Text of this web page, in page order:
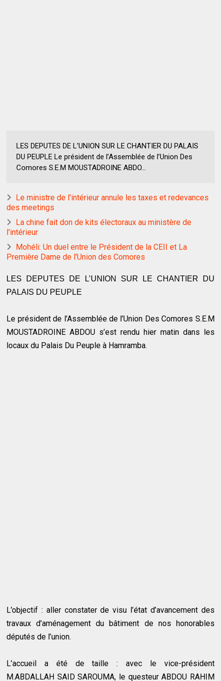
LES DEPUTES DE L’UNION SUR LE CHANTIER DU PALAIS
DU PEUPLE Le président de l’Assemblée de l’Union Des
Comores S.E.M MOUSTADROINE ABDO...
Le ministre de l'intérieur annule les taxes et redevances
des meetings
La chine fait don de kits électoraux au ministère de
l'intérieur
Mohéli: Un duel entre le Président de la CEII et La
Première Dame de l'Union des Comores
LES DEPUTES DE L’UNION SUR LE CHANTIER DU
PALAIS DU PEUPLE
Le président de l’Assemblée de l’Union Des Comores S.E.M
MOUSTADROINE ABDOU s’est rendu hier matin dans les
locaux du Palais Du Peuple à Hamramba.
L’objectif : aller constater de visu l’état d’avancement des
travaux d’aménagement du bâtiment de nos honorables
députés de l’union.
L’accueil a été de taille : avec le vice-président
M.ABDALLAH SAID SAROUMA, le questeur ABDOU RAHIM